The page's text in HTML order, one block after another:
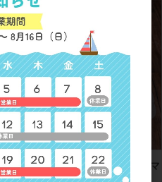
ラベンダーシマエナガ ホットアイマ